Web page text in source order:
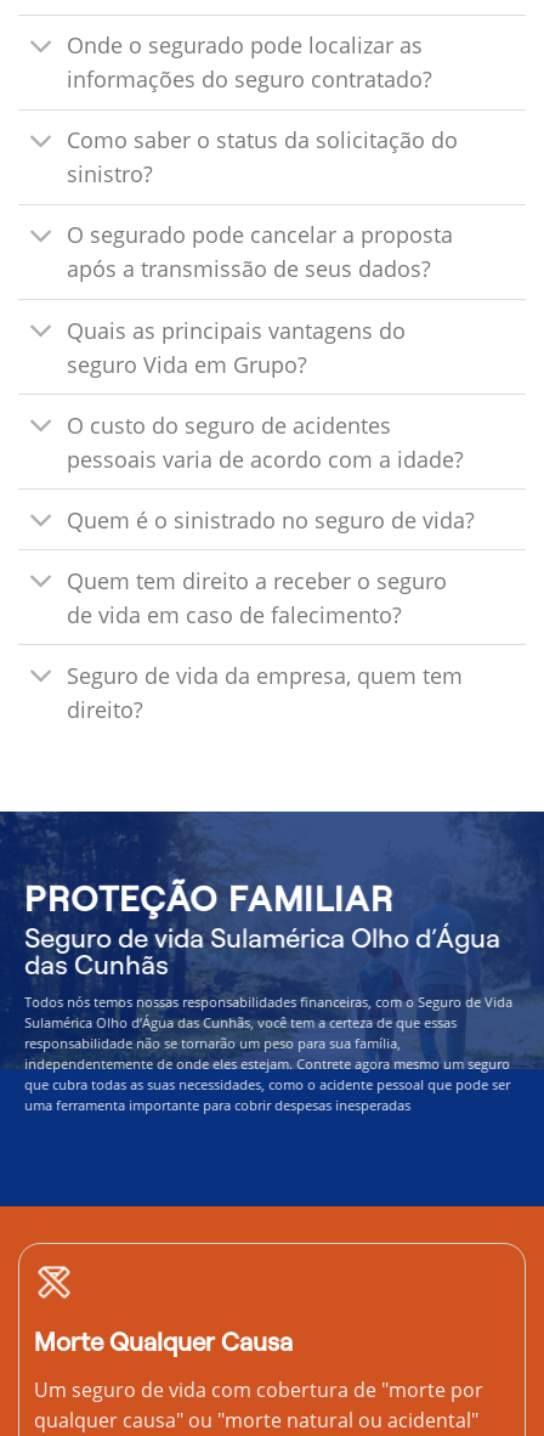
Onde o segurado pode localizar as
informações do seguro contratado?
Como saber o status da solicitação do
sinistro?
O segurado pode cancelar a proposta
após a transmissão de seus dados?
Quais as principais vantagens do
seguro Vida em Grupo?
O custo do seguro de acidentes
pessoais varia de acordo com a idade?
Quem é o sinistrado no seguro de vida?
Quem tem direito a receber o seguro
de vida em caso de falecimento?
Seguro de vida da empresa, quem tem
direito?
PROTEÇÃO FAMILIAR
Seguro de vida Sulamérica Olho d’Água
das Cunhãs
Todos nós temos nossas responsabilidades financeiras, com o Seguro de Vida
Sulamérica Olho d’Água das Cunhãs, você tem a certeza de que essas
responsabilidade não se tornarão um peso para sua família,
independentemente de onde eles estejam. Contrete agora mesmo um seguro
que cubra todas as suas necessidades, como o acidente pessoal que pode ser
uma ferramenta importante para cobrir despesas inesperadas
Morte Qualquer Causa
Um seguro de vida com cobertura de "morte por
qualquer causa" ou "morte natural ou acidental"